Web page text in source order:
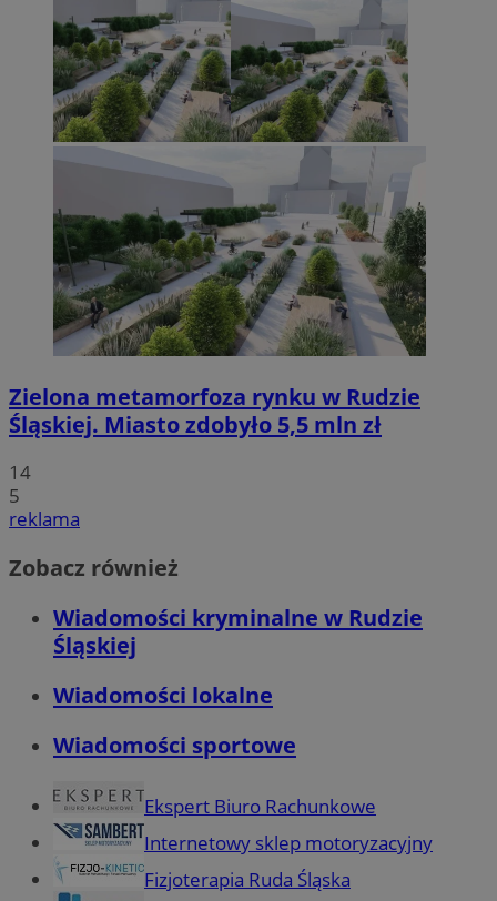
Zielona metamorfoza rynku w Rudzie
Śląskiej. Miasto zdobyło 5,5 mln zł
14
5
reklama
Zobacz również
Wiadomości kryminalne w Rudzie
Śląskiej
Wiadomości lokalne
Wiadomości sportowe
Ekspert Biuro Rachunkowe
Internetowy sklep motoryzacyjny
Fizjoterapia Ruda Śląska